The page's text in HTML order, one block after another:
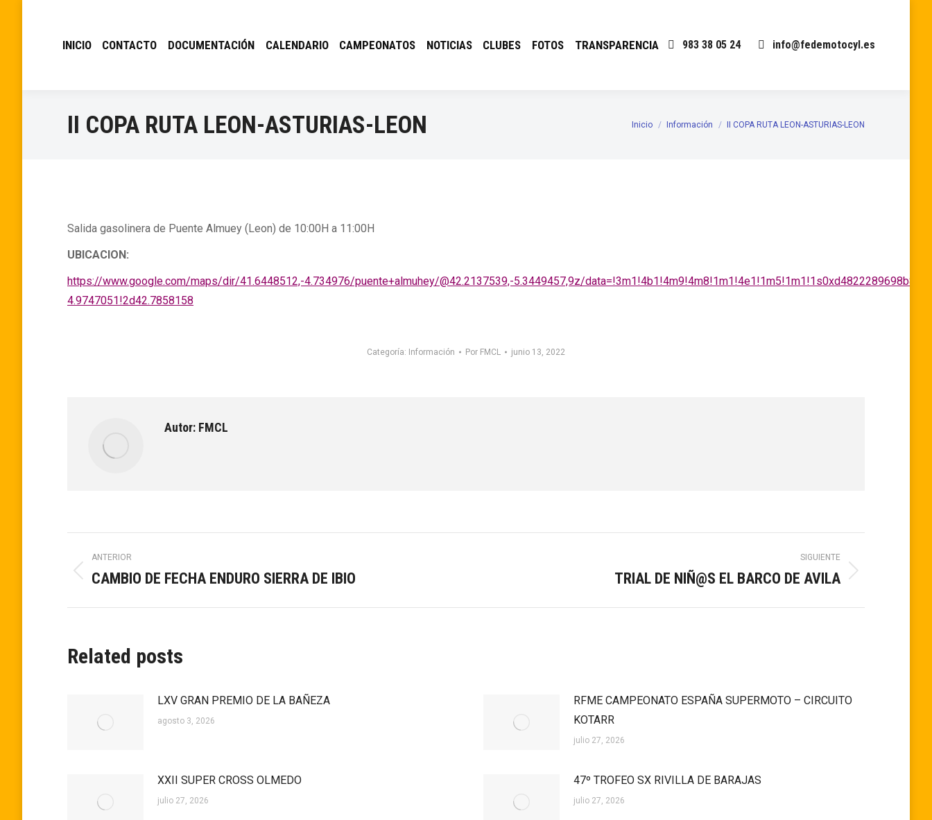
INICIO CONTACTO DOCUMENTACIÓN CALENDARIO CAMPEONATOS NOTICIAS CLUBES FOTOS TRANSPARENCIA 983 38 05 24 info@fedemotocyl.es
II COPA RUTA LEON-ASTURIAS-LEON Estás aquí:
Inicio Información II COPA RUTA LEON-ASTURIAS-LEON
Salida gasolinera de Puente Almuey (Leon) de 10:00H a 11:00H
UBICACION:
https://www.google.com/maps/dir/41.6448512,-4.734976/puente+almuhey/@42.2137539,-5.3449457,9z/
4.9747051!2d42.7858158
Categoría: Información Por FMCL junio 13, 2022
Autor: FMCL
Navegación
entre
ANTERIOR
Publicación
CAMBIO DE FECHA ENDURO SIERRA DE IBIO
SIGUIENTE
TRIAL DE NIÑ@S EL BARCO DE AVILA
Related posts
LXV GRAN PREMIO DE LA BAÑEZA
agosto 3, 2026
RFME CAMPEONATO ESPAÑA SUPERMOTO – CIRCUITO
KOTARR
julio 27, 2026
XXII SUPER CROSS OLMEDO
julio 27, 2026
47º TROFEO SX RIVILLA DE BARAJAS
julio 27, 2026